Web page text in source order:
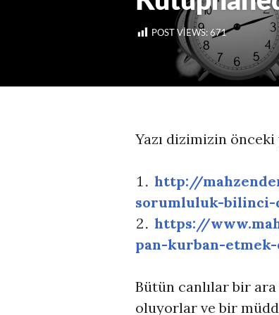
POST VIEWS: 671
Yazı dizimizin
http://
sorumluluk-
https://
pan-kurban-
Bütün canlılar bir
oluyorlar ve bir